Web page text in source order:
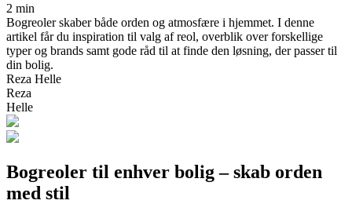
2 min
Bogreoler skaber både orden og atmosfære i hjemmet. I denne
artikel får du inspiration til valg af reol, overblik over forskellige
typer og brands samt gode råd til at finde den løsning, der passer til
din bolig.
Reza Helle
Reza
Helle
Bogreoler til enhver bolig – skab orden
med stil